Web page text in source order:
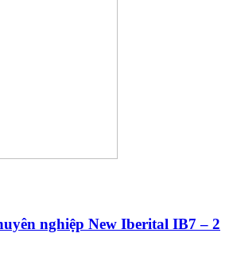
nghiệp New Iberital IB7 – 2